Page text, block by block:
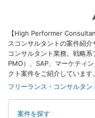
【High Performer
スコンサルタントの案件紹
コンサルタント業務。戦略
PMO）、SAP、マーケティ
クト案件をご紹介しています。
フリーランス・コンサルタン
案件を探す